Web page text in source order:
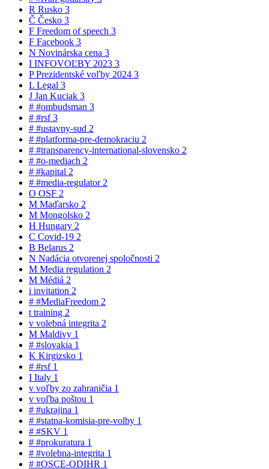
R Rusko 3
Č Česko 3
F Freedom of speech 3
F Facebook 3
N Novinárska cena 3
I INFOVOĽBY 2023 3
PPrezidentské voľby 2024 3
L Legal 3
J Jan Kuciak 3
# #ombudsman 3
# #rsf3
# #ustavny-sud 2
# #platforma-pre-demokraciu 2
# #transparency-international-slovensko 2
# #o-mediach 2
# #kapital 2
# #media-regulator 2
O OSF 2
M Maďarsko 2
M Mongolsko 2
H Hungary 2
C Covid-19 2
B Belarus 2
N Nadácia otvorenej spoločnosti 2
M Media regulation 2
M Médiá 2
i invitation 2
# #MediaFreedom 2
t training 2
v volebná integrita 2
M Maldivy 1
# #slovakia 1
K Kirgizsko 1
# #rsf 1
I Italy 1
v voľby zo zahraničia 1
v voľba poštou 1
# #ukrajina 1
# #statna-komisia-pre-volby 1
# #SKV 1
# #prokuratura 1
# #volebna-integrita 1
# #OSCE-ODIHR 1